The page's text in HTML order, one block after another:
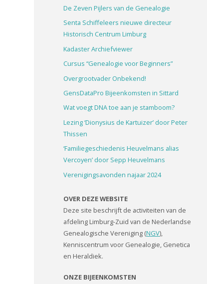
De Zeven Pijlers van de Genealogie
Senta Schiffeleers nieuwe directeur
Historisch Centrum Limburg
Kadaster Archiefviewer
Cursus “Genealogie voor Beginners”
Overgrootvader Onbekend!
GensDataPro Bijeenkomsten in Sittard
Wat voegt DNA toe aan je stamboom?
Lezing ‘Dionysius de Kartuizer’ door Peter
Thissen
‘Familiegeschiedenis Heuvelmans alias
Vercoyen’ door Sepp Heuvelmans
Verenigingsavonden najaar 2024
OVER DEZE WEBSITE
Deze site beschrijft de activiteiten van de
afdeling Limburg-Zuid van de Nederlandse
Genealogische Vereniging (NGV),
Kenniscentrum voor Genealogie, Genetica
en Heraldiek.
ONZE BIJEENKOMSTEN